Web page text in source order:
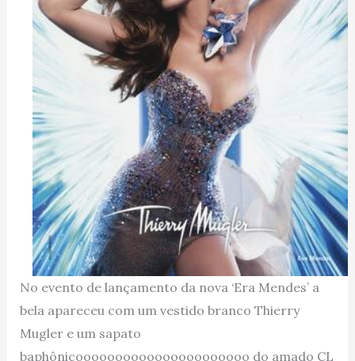
No evento de lançamento da nova ‘Era Mendes’ a
bela apareceu com um vestido branco Thierry
Mugler e um sapato
baphônicoooooooooooooooooooooo do amado CL